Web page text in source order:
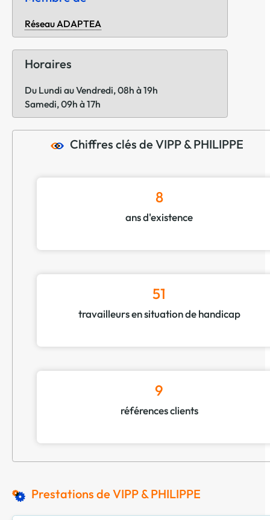
Réseau ADAPTEA
Horaires
Du Lundi au Vendredi, 08h à 19h
Samedi, 09h à 17h
Chiffres clés de VIPP & PHILIPPE
8
ans d'existence
51
travailleurs en situation de handicap
9
références clients
Prestations de VIPP & PHILIPPE